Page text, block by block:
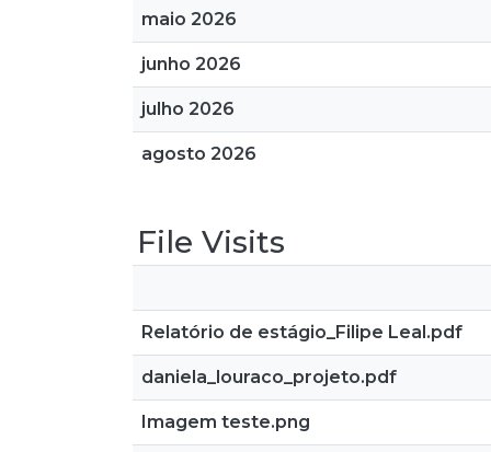
maio 2026
junho 2026
julho 2026
agosto 2026
File Visits
Relatório de estágio_Filipe Leal.pdf
daniela_louraco_projeto.pdf
Imagem teste.png